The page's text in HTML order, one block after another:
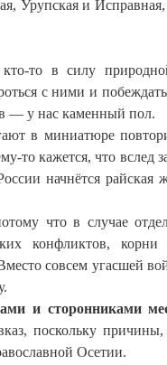
Урупская и
то в силу
с ними и
— у нас каменный пол.
в миниатюре
то кажется, что вслед
начнётся
что в случае
конфликтов,
совсем угасшей
и сторонниками
поскольку
Осетии.